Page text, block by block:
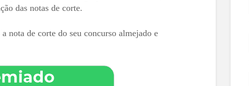
das notas de corte.
nota de corte do seu concurso almejado e